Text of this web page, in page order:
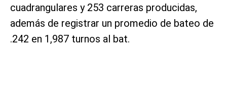
cuadrangulares y 253 carreras producidas,
además de registrar un promedio de bateo de
.242 en 1,987 turnos al bat.